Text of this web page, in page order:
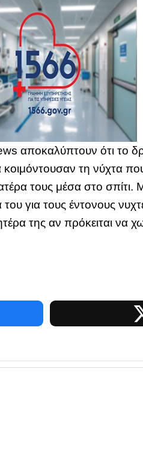
αποκαλύπτουν ότι το
τη νύχτα
τους μέσα στο
για τους έντονους
της αν πρόκειται να